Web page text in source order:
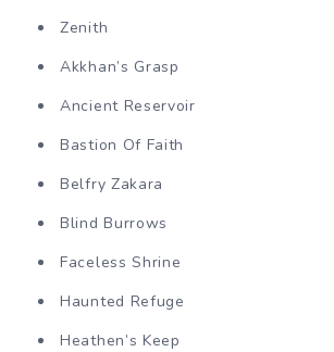
Zenith
Akkhan’s Grasp
Ancient Reservoir
Bastion Of Faith
Belfry Zakara
Blind Burrows
Faceless Shrine
Haunted Refuge
Heathen’s Keep